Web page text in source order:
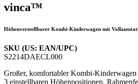
vinca™
Höhenverstellbarer Kombi-Kinderwagen mit
SKU (US: EAN/UPC)
S2214DAECL000
Großer, komfortabler Kombi-
3 einstellbaren Höhenpositionen,